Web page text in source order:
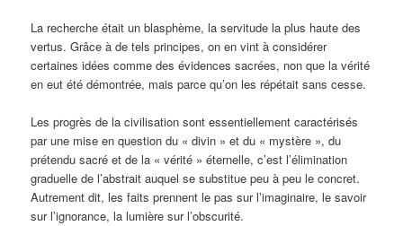
La recherche était un blasphème, la servitude la plus haute des
vertus. Grâce à de tels principes, on en vint à considérer
certaines idées comme des évidences sacrées, non que la vérité
en eut été démontrée, mais parce qu’on les répétait sans cesse.
Les progrès de la civilisation sont essentiellement caractérisés
par une mise en question du « divin » et du « mystère », du
prétendu sacré et de la « vérité » éternelle, c’est l’élimination
graduelle de l’abstrait auquel se substitue peu à peu le concret.
Autrement dit, les faits prennent le pas sur l’imaginaire, le savoir
sur l’ignorance, la lumière sur l’obscurité.